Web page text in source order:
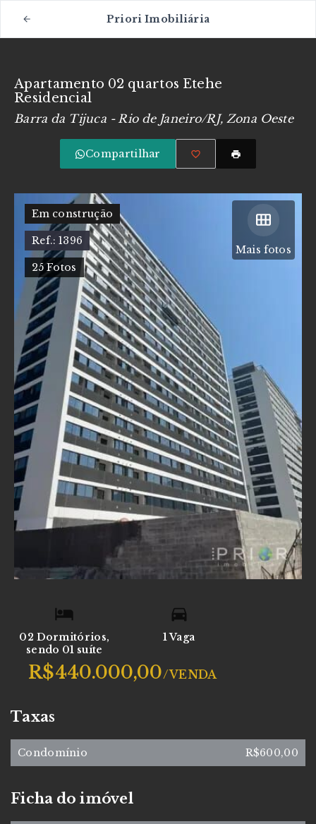
Priori Imobiliária
Apartamento 02 quartos Etehe
Residencial
Barra da Tijuca - Rio de Janeiro/RJ, Zona Oeste
Compartilhar
Mais fotos
Em construção
Ref.:1396
25 Fotos
02 Dormitórios,
sendo 01 suíte
1 Vaga
R$440.000,00/VENDA
Taxas
Condomínio R$600,00
Ficha do imóvel